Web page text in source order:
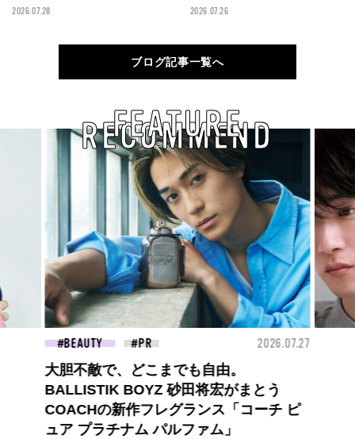
2026.07.28 2026.07.26
ブログ記事一覧へ
RECOMMEND
FEATURE
FASHION 2026.07.09
高橋璃央と、ジュエッテの出会い。夏の
定番、ピンクゴールドが印象的
な“SUMMER PINK”［meets Jouete!
Vol.12］